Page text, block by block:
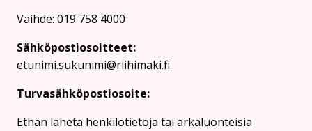
Vaihde: 019 758 4000
Sähköpostiosoitteet:
etunimi.sukunimi@riihimaki.fi
Turvasähköpostiosoite:
Ethän lähetä henkilötietoja tai arkaluonteisia